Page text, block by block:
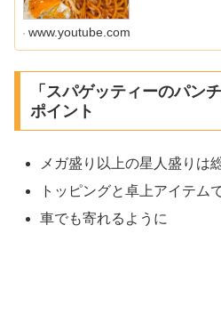
www.youtube.com
「スパゲッティーのパン
ポイント
メガ盛り以上の星人盛りは
トッピングと卓上アイテム
車でも寄れるように